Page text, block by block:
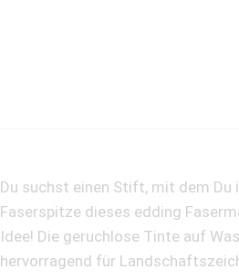
Du suchst einen Stift, mit dem Du
Faserspitze dieses edding
Idee! Die geruchlose Tinte auf
hervorragend für